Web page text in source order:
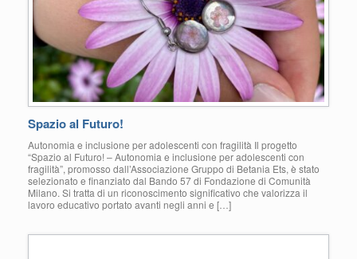
Spazio al Futuro!
Autonomia e inclusione per adolescenti con fragilità Il progetto
“Spazio al Futuro! – Autonomia e inclusione per adolescenti con
fragilità”, promosso dall’Associazione Gruppo di Betania Ets, è stato
selezionato e finanziato dal Bando 57 di Fondazione di Comunità
Milano. Si tratta di un riconoscimento significativo che valorizza il
lavoro educativo portato avanti negli anni e […]